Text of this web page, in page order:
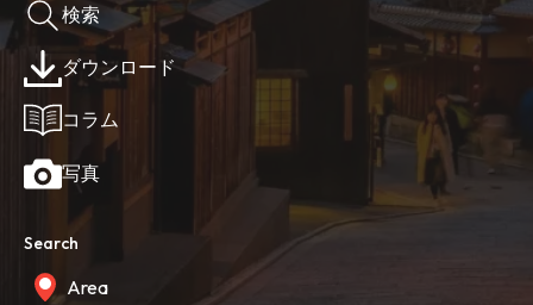
検索
ダウンロード
コラム
写真
Search
Area